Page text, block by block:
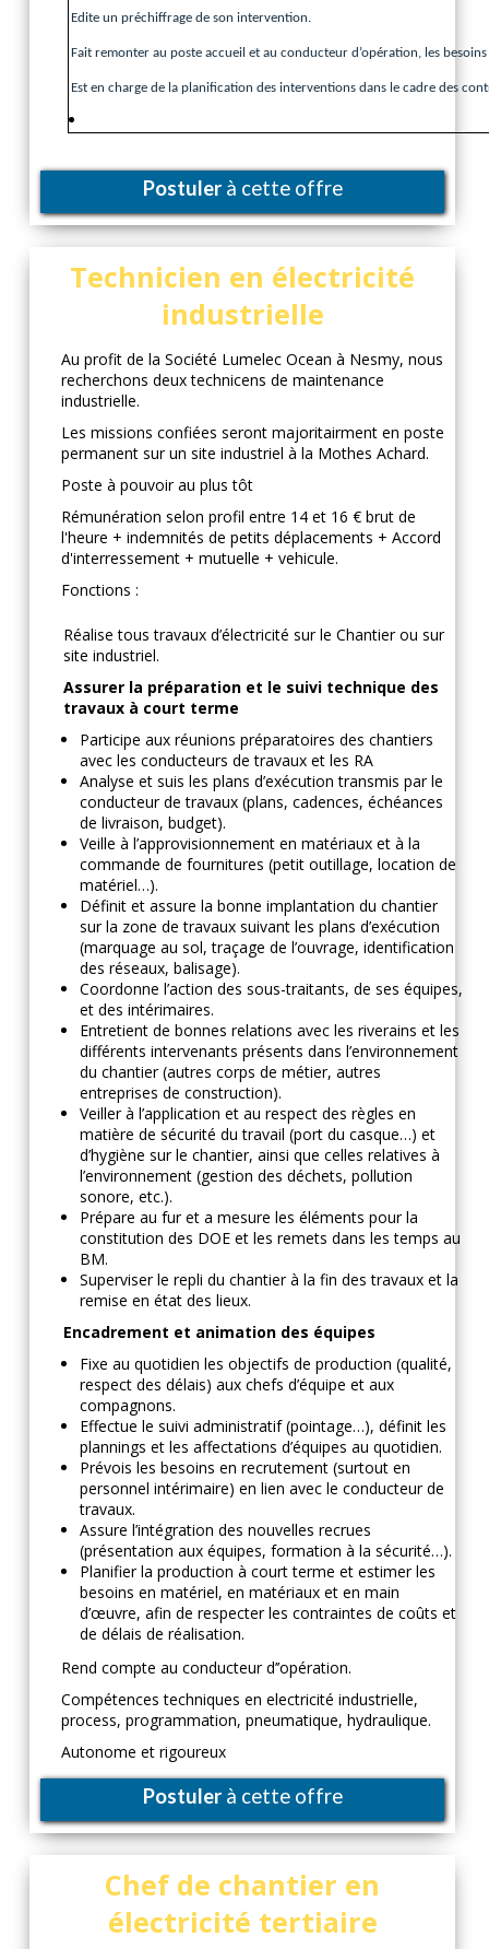
Edite un préchiffrage de son intervention.
Fait remonter au poste accueil et au conducteur d’opération, les
Est en charge de la planification des interventions dans le cadre des
Postulerà cette offre
Technicien en électricité
industrielle
Au profit de la Société Lumelec Ocean à Nesmy, nous
recherchons deux technicens de maintenance
industrielle.
Les missions confiées seront majoritairment en poste
permanent sur un site industriel à la Mothes Achard.
Poste à pouvoir au plus tôt
Rémunération selon profil entre 14 et 16 € brut de
l'heure + indemnités de petits déplacements + Accord
d'interressement + mutuelle + vehicule.
Fonctions :
Réalise tous travaux d’électricité sur le Chantier ou sur
site industriel.
Assurer la préparation et le suivi technique des
travaux à court terme
Participe aux réunions préparatoires des chantiers
avec les conducteurs de travaux et les RA
Analyse et suis les plans d’exécution transmis par le
conducteur de travaux (plans, cadences, échéances
de livraison, budget).
Veille à l’approvisionnement en matériaux et à la
commande de fournitures (petit outillage, location de
matériel…).
Définit et assure la bonne implantation du chantier
sur la zone de travaux suivant les plans d’exécution
(marquage au sol, traçage de l’ouvrage, identification
des réseaux, balisage).
Coordonne l’action des sous-traitants, de ses équipes,
et des intérimaires.
Entretient de bonnes relations avec les riverains et les
différents intervenants présents dans l’environnement
du chantier (autres corps de métier, autres
entreprises de construction).
Veiller à l’application et au respect des règles en
matière de sécurité du travail (port du casque…) et
d’hygiène sur le chantier, ainsi que celles relatives à
l’environnement (gestion des déchets, pollution
sonore, etc.).
Prépare au fur et a mesure les éléments pour la
constitution des DOE et les remets dans les temps au
BM.
Superviser le repli du chantier à la fin des travaux et la
remise en état des lieux.
Encadrement et animation des équipes
Fixe au quotidien les objectifs de production (qualité,
respect des délais) aux chefs d’équipe et aux
compagnons.
Effectue le suivi administratif (pointage…), définit les
plannings et les affectations d’équipes au quotidien.
Prévois les besoins en recrutement (surtout en
personnel intérimaire) en lien avec le conducteur de
travaux.
Assure l’intégration des nouvelles recrues
(présentation aux équipes, formation à la sécurité…).
Planifier la production à court terme et estimer les
besoins en matériel, en matériaux et en main
d’œuvre, afin de respecter les contraintes de coûts et
de délais de réalisation.
Rend compte au conducteur d’’opération.
Compétences techniques en electricité industrielle,
process, programmation, pneumatique, hydraulique.
Autonome et rigoureux
Postulerà cette offre
Chef de chantier en
électricité tertiaire